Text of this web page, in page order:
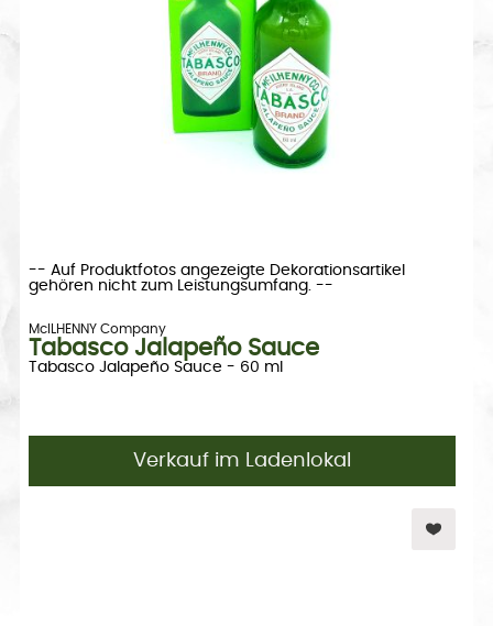
-- Auf Produktfotos angezeigte Dekorationsartikel
gehören nicht zum Leistungsumfang. --
McILHENNY Company
Tabasco Jalapeño Sauce
Tabasco Jalapeño Sauce - 60 ml
Verkauf im Ladenlokal